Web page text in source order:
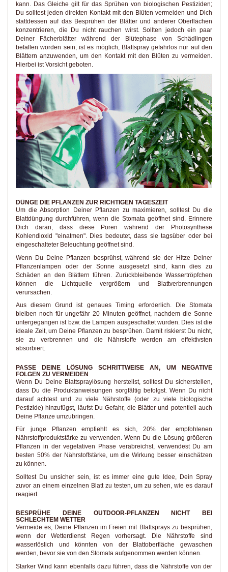
kann. Das Gleiche gilt für das Sprühen von biologischen Pestiziden;
Du solltest jeden direkten Kontakt mit den Blüten vermeiden und Dich
stattdessen auf das Besprühen der Blätter und anderer Oberflächen
konzentrieren, die Du nicht rauchen wirst. Sollten jedoch ein paar
Deiner Fächerblätter während der Blütephase von Schädlingen
befallen worden sein, ist es möglich, Blattspray gefahrlos nur auf den
Blättern anzuwenden, um den Kontakt mit den Blüten zu vermeiden.
Hierbei ist Vorsicht geboten.
DÜNGE DIE PFLANZEN ZUR RICHTIGEN TAGESZEIT
Um die Absorption Deiner Pflanzen zu maximieren, solltest Du die
Blattdüngung durchführen, wenn die Stomata geöffnet sind. Erinnere
Dich daran, dass diese Poren während der Photosynthese
Kohlendioxid "einatmen". Dies bedeutet, dass sie tagsüber oder bei
eingeschalteter Beleuchtung geöffnet sind.
Wenn Du Deine Pflanzen besprühst, während sie der Hitze Deiner
Pflanzenlampen oder der Sonne ausgesetzt sind, kann dies zu
Schäden an den Blättern führen. Zurückbleibende Wassertröpfchen
können die Lichtquelle vergrößern und Blattverbrennungen
verursachen.
Aus diesem Grund ist genaues Timing erforderlich. Die Stomata
bleiben noch für ungefähr 20 Minuten geöffnet, nachdem die Sonne
untergegangen ist bzw. die Lampen ausgeschaltet wurden. Dies ist die
ideale Zeit, um Deine Pflanzen zu besprühen. Damit riskierst Du nicht,
sie zu verbrennen und die Nährstoffe werden am effektivsten
absorbiert.
PASSE DEINE LÖSUNG SCHRITTWEISE AN, UM NEGATIVE
FOLGEN ZU VERMEIDEN
Wenn Du Deine Blattspraylösung herstellst, solltest Du sicherstellen,
dass Du die Produktanweisungen sorgfältig befolgst. Wenn Du nicht
darauf achtest und zu viele Nährstoffe (oder zu viele biologische
Pestizide) hinzufügst, läufst Du Gefahr, die Blätter und potentiell auch
Deine Pflanze umzubringen.
Für junge Pflanzen empfiehlt es sich, 20% der empfohlenen
Nährstoffproduktstärke zu verwenden. Wenn Du die Lösung größeren
Pflanzen in der vegetativen Phase verabreichst, verwendest Du am
besten 50% der Nährstoffstärke, um die Wirkung besser einschätzen
zu können.
Solltest Du unsicher sein, ist es immer eine gute Idee, Dein Spray
zuvor an einem einzelnen Blatt zu testen, um zu sehen, wie es darauf
reagiert.
BESPRÜHE DEINE OUTDOOR-PFLANZEN NICHT BEI
SCHLECHTEM WETTER
Vermeide es, Deine Pflanzen im Freien mit Blattsprays zu besprühen,
wenn der Wetterdienst Regen vorhersagt. Die Nährstoffe sind
wasserlöslich und könnten von der Blattoberfläche gewaschen
werden, bevor sie von den Stomata aufgenommen werden können.
Starker Wind kann ebenfalls dazu führen, dass die Nährstoffe von der